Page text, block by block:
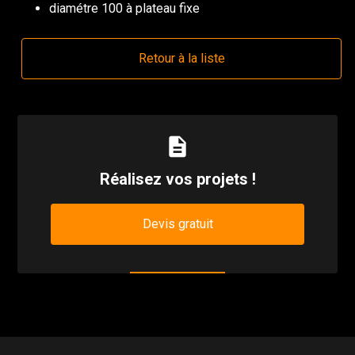
diamétre 100 à plateau fixe
Retour à la liste
description
Réalisez vos projets !
Devis gratuit